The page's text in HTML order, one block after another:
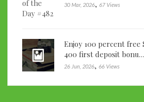
30 Mar, 2026, 67 Views
Enjoy 100 percent free
400 first deposit bonu…
26 Jun, 2026, 66 Views